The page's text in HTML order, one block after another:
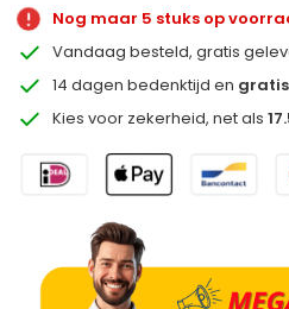
Nog maar 5 stuks op
Vandaag besteld, gratis
14 dagen bedenktijd en
Kies voor zekerheid, net als